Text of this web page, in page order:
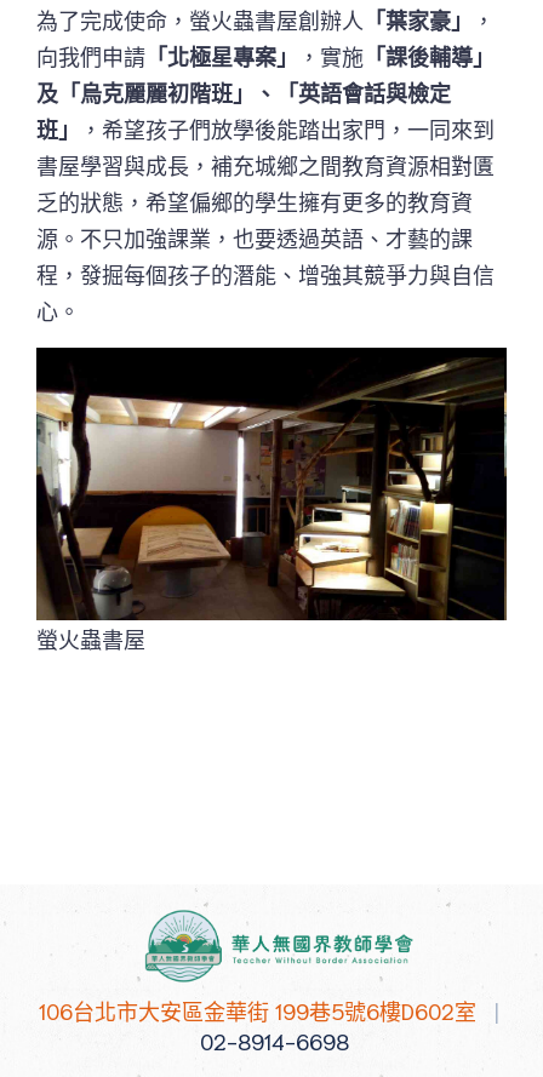
為了完成使命，螢火蟲書屋創辦人 「葉家豪」
，
向我們申請 「北極星專案」 ，實施 「課後輔導」
及「烏克麗麗初階班」、「英語會話與檢定
班」
，希望孩子們放學後能踏出家門，一同來到
書屋學習與成長，補充城鄉之間教育資源相對匱
乏的狀態，希望偏鄉的學生擁有更多的教育資
源。不只加強課業，也要透過英語、才藝的課
程，發掘每個孩子的潛能、增強其競爭力與自信
心。
螢火蟲書屋
106台北市大安區金華街 199巷5號6樓D602室 |
02-8914-6698